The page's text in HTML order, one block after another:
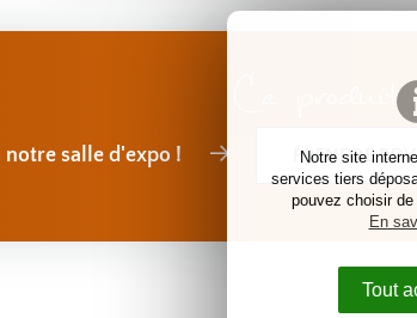
Notre site
services tiers
pouvez choisir
En
Tout
Ce
notre salle d'expo ! PRENDRE RDV